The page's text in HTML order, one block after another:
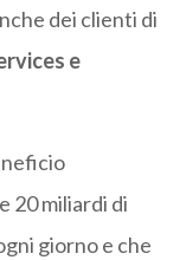
dei clienti di
e
20 miliardi di
giorno e che